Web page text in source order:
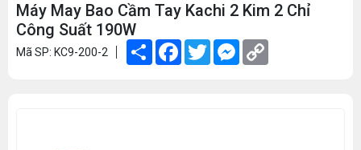
Máy May Bao Cầm Tay Kachi 2 Kim 2 Chỉ
Công Suất 190W
Mã SP: KC9-200-2 Share Facebook
TwitterMessenger